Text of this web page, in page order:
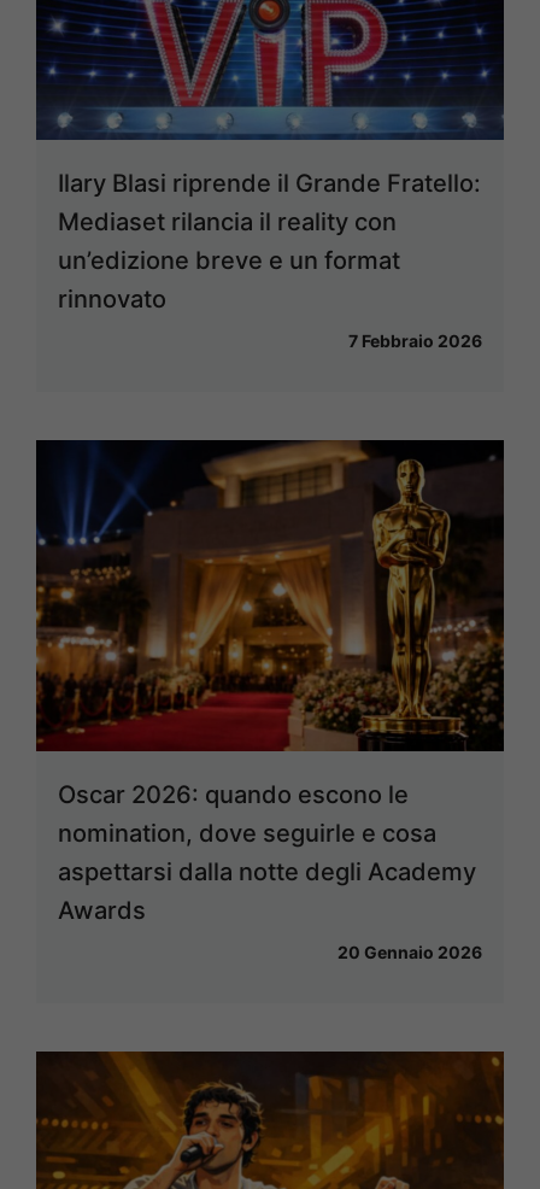
Ilary Blasi riprende il Grande Fratello:
Mediaset rilancia il reality con
un’edizione breve e un format
rinnovato
7 Febbraio 2026
Oscar 2026: quando escono le
nomination, dove seguirle e cosa
aspettarsi dalla notte degli Academy
Awards
20 Gennaio 2026